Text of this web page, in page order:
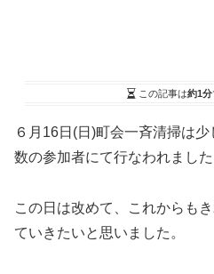
この記事は約1分
６月16日(日)町会一斉清掃は
数の参加者にて行なわれました
この日は改めて、これからも
ていきたいと思いました。